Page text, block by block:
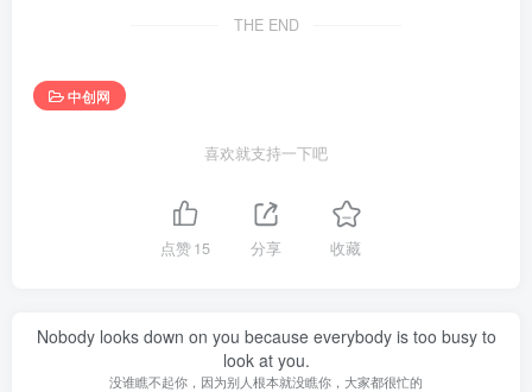
THE END
中创网
喜欢就支持一下吧
点赞15 分享 收藏
Nobody looks down on you because everybody is too busy to
look at you.
没谁瞧不起你，因为别人根本就没瞧你，大家都很忙的